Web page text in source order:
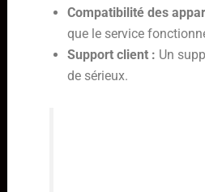
Compatibilité des
que le service
Support client : Un
de sérieux.